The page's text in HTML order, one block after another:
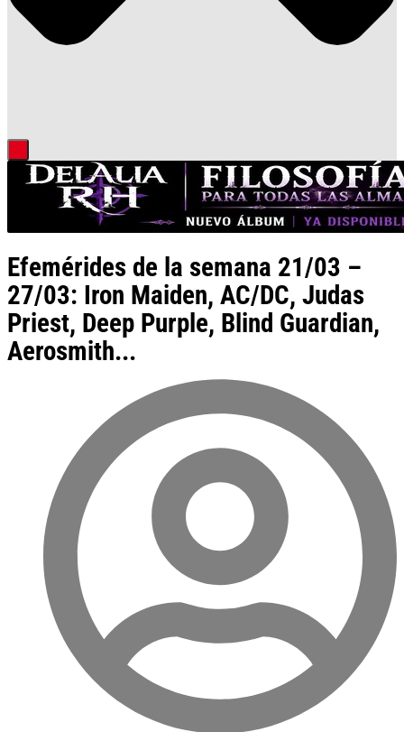
Efemérides de la semana 21/03 –
27/03: Iron Maiden, AC/DC, Judas
Priest, Deep Purple, Blind Guardian,
Aerosmith...